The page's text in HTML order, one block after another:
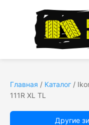
Главная / Каталог /
111R XL TL
Другие